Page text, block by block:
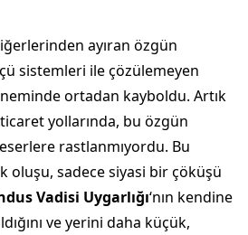
ayıran özgün
sistemleri ile çözülemeyen
ortadan kayboldu. Artık
ticaret yollarında, bu özgün
rastlanmıyordu. Bu
oluşu, sadece siyasi bir çöküşü
Vadisi Uygarlığı‘nın kendine
ve yerini daha küçük,